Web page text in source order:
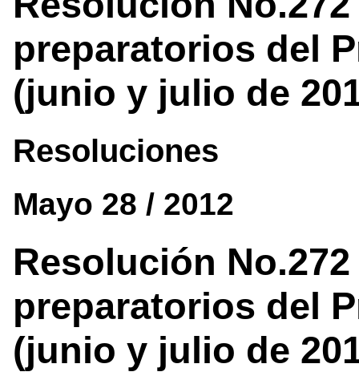
preparatorios del
(junio y julio de
Resoluciones
Mayo 28 / 2012
Resolución
preparatorios del
(junio y julio de